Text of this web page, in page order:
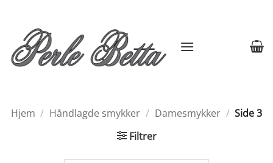
content
Hjem / Håndlagde smykker / Damesmykker / Side 3
Filtrer